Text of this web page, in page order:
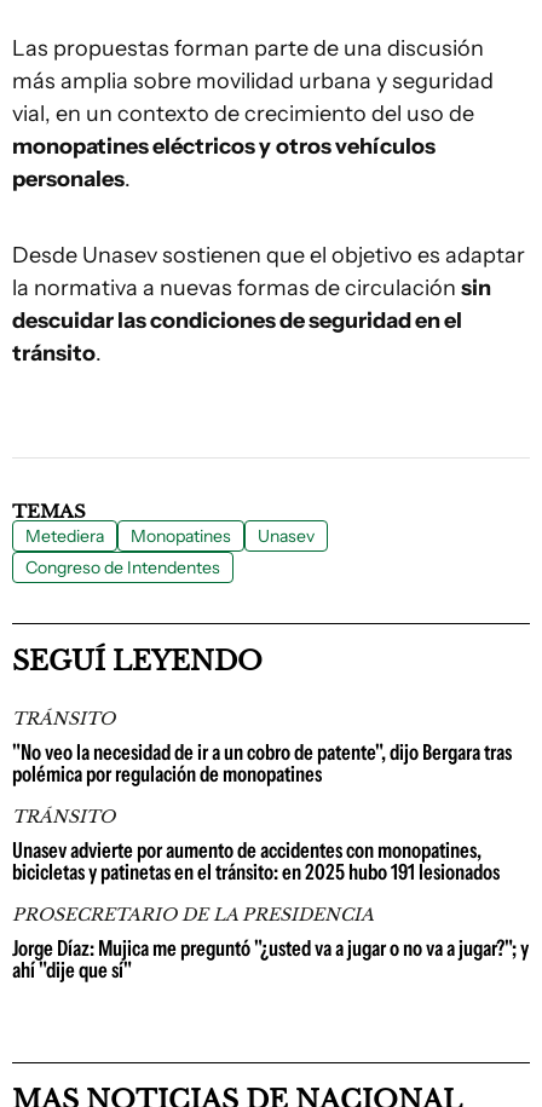
Las propuestas forman parte de una discusión
más amplia sobre movilidad urbana y seguridad
vial, en un contexto de crecimiento del uso de
monopatines eléctricos yotros vehículos
personales.
Desde Unasev sostienen que el objetivo es adaptar
la normativa a nuevas formas de circulación sin
descuidar las condiciones de seguridad en el
tránsito.
TEMAS
Metediera Monopatines
Unasev
Congreso de Intendentes
SEGUÍ LEYENDO
TRÁNSITO
"No veo la necesidad de ir a un cobro de patente", dijo Bergara tras
polémica por regulación de monopatines
TRÁNSITO
Unasev advierte por aumento de accidentes con monopatines,
bicicletas y patinetas en el tránsito: en 2025 hubo 191 lesionados
PROSECRETARIO DE LA PRESIDENCIA
Jorge Díaz: Mujica me preguntó "¿usted va a jugar o no va a jugar?"; y
ahí "dije que sí"
MAS NOTICIAS DE NACIONAL